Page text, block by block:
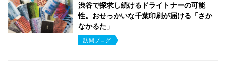
渋谷で探求し続けるドライトナーの可能
性。おせっかいな千葉印刷が届ける「さか
なかるた」
訪問ブログ